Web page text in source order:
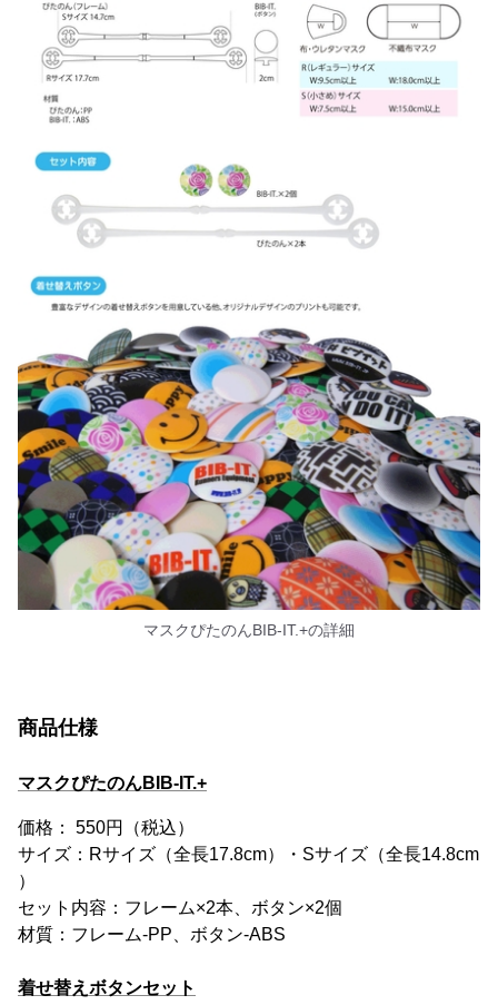
マスクぴたのんBIB-IT.+の詳細
商品仕様
マスクぴたのんBIB-IT.+
価格： 550円（税込）
サイズ：Rサイズ（全長17.8cm）・Sサイズ（全長14.8cm
）
セット内容：フレーム×2本、ボタン×2個
材質：フレーム-PP、ボタン-ABS
着せ替えボタンセット